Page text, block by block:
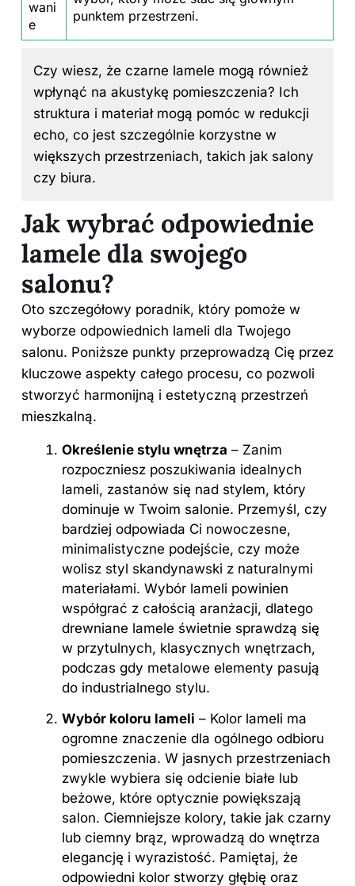
wani
e
punktem przestrzeni.
Czy wiesz, że czarne lamele mogą również
wpłynąć na akustykę pomieszczenia? Ich
struktura i materiał mogą pomóc w redukcji
echo, co jest szczególnie korzystne w
większych przestrzeniach, takich jak salony
czy biura.
Jak wybrać odpowiednie
lamele dla swojego
salonu?
Oto szczegółowy poradnik, który pomoże w
wyborze odpowiednich lameli dla Twojego
salonu. Poniższe punkty przeprowadzą Cię przez
kluczowe aspekty całego procesu, co pozwoli
stworzyć harmonijną i estetyczną przestrzeń
mieszkalną.
Określenie stylu wnętrza – Zanim
rozpoczniesz poszukiwania idealnych
lameli, zastanów się nad stylem, który
dominuje w Twoim salonie. Przemyśl, czy
bardziej odpowiada Ci nowoczesne,
minimalistyczne podejście, czy może
wolisz styl skandynawski z naturalnymi
materiałami. Wybór lameli powinien
współgrać z całością aranżacji, dlatego
drewniane lamele świetnie sprawdzą się
w przytulnych, klasycznych wnętrzach,
podczas gdy metalowe elementy pasują
do industrialnego stylu.
Wybór koloru lameli – Kolor lameli ma
ogromne znaczenie dla ogólnego odbioru
pomieszczenia. W jasnych przestrzeniach
zwykle wybiera się odcienie białe lub
beżowe, które optycznie powiększają
salon. Ciemniejsze kolory, takie jak czarny
lub ciemny brąz, wprowadzą do wnętrza
elegancję i wyrazistość. Pamiętaj, że
odpowiedni kolor stworzy głębię oraz